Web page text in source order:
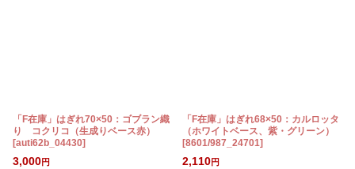
「F在庫」はぎれ70×50：ゴブラン織
り コクリコ（生成りベース赤）
[auti62b_04430]
3,000円
「F在庫」はぎれ68×50：カルロッタ
（ホワイトベース、紫・グリーン）
[8601/987_24701]
2,110円